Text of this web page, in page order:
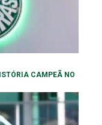
CAMPEÃ NO